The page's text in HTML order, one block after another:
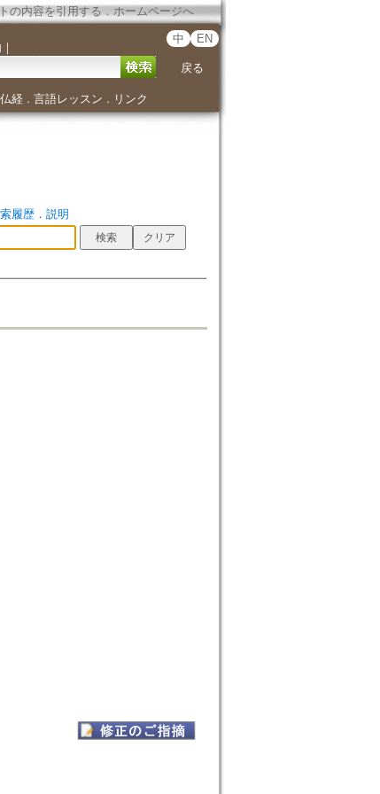
の内容を引用する ． ホームページへ
｜
中 EN
戻る
経． 言語レッスン ． リンク
履歴． 説明